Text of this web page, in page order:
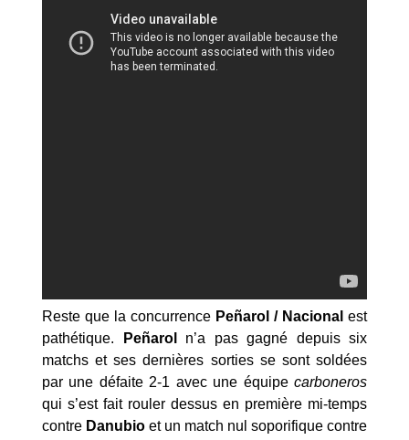
Reste que la concurrence Peñarol / Nacional est
pathétique.
Peñarol
n’a pas gagné depuis six
matchs et ses dernières sorties se sont soldées
par une défaite 2-1 avec une équipe carboneros
qui s’est fait rouler dessus en première mi-temps
contre Danubio et un match nul soporifique contre